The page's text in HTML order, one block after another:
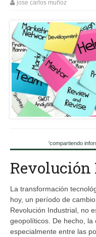
jose carlos muñoz
'compartiendo
La transformación
hoy, un período de
Revolución Industrial, no
geopolíticos. De hecho, la
especialmente entre las